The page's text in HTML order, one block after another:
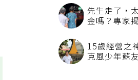
先生走了，
看順位還要
15歲經營之